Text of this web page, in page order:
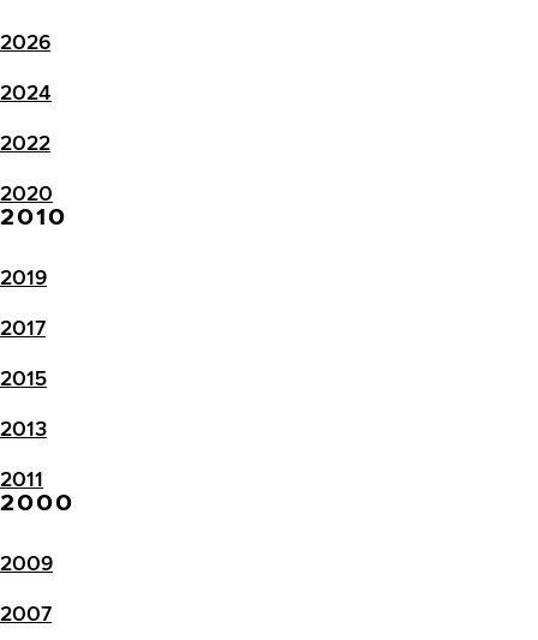
2026
2024
2022
2020
2010
2019
2017
2015
2013
2011
2000
2009
2007